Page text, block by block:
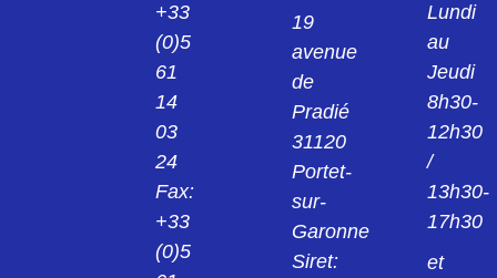
+33
(0)5
61
14
03
24
Fax:
+33
(0)5
19
avenue
de
Pradié
31120
Portet-
sur-
Garonne
Siret:
Lundi
au
Jeudi
8h30-
12h30
/
13h30-
17h30
et